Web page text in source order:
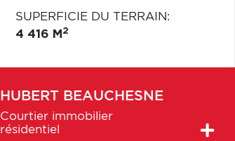
SUPERFICIE DU TERRAIN:
4 416 M 2
HUBERT BEAUCHESNE
Courtier immobilier
résidentiel